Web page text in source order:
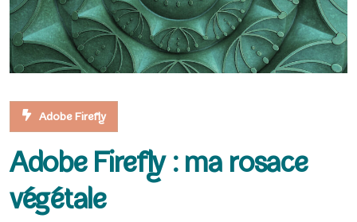
Adobe Firefly
Adobe Firefly : ma rosace
végétale